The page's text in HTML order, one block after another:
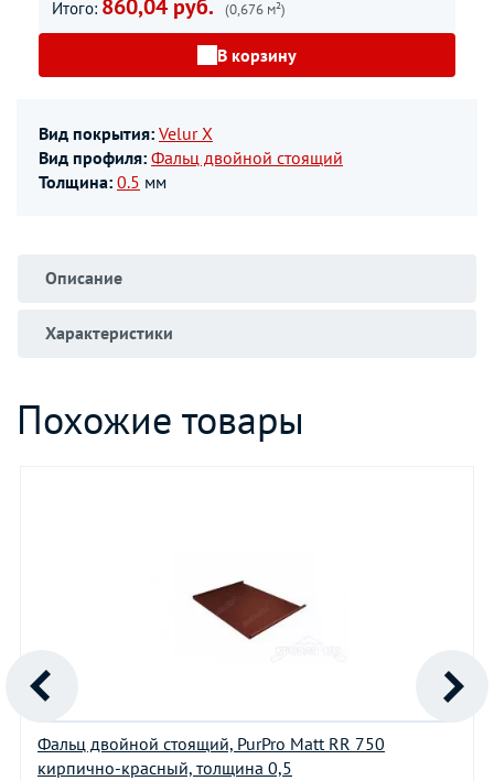
Итого: 860,04 руб. (0,676 м²)
В корзину
Вид покрытия: Velur X
Вид профиля: Фальц двойной стоящий
Толщина: 0.5 мм
Описание
Характеристики
Похожие товары
Фальц двойной стоящий, PurPro Matt RR 750
кирпично-красный, толщина 0,5